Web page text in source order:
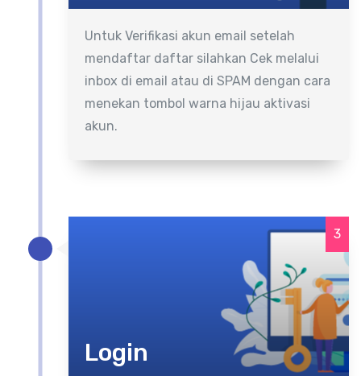
Untuk Verifikasi akun email setelah
mendaftar daftar silahkan Cek melalui
inbox di email atau di SPAM dengan cara
menekan tombol warna hijau aktivasi
akun.
Login
3